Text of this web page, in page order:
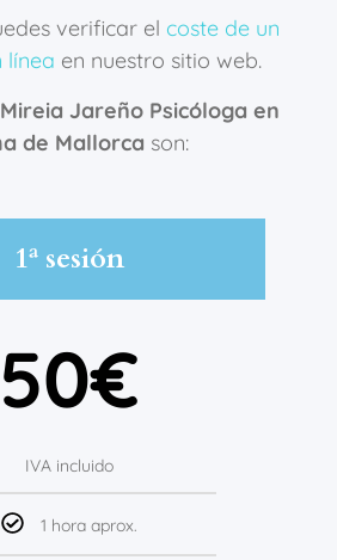
verificar el coste de un
línea en nuestro sitio web.
Mireia Jareño Psicóloga en
de Mallorca son:
1ª sesión
50€
IVA incluido
1 hora aprox.